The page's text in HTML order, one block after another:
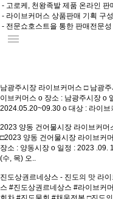
- 고로케, 천왕족발 제품 온라인 판
- 라이브커머스 상품판매 기획 구
- 전문쇼호스트을 통한 판매전문
menu
남광주시장 라이브커머스 □ 남광
이브커머스 o 장소 : 남광주시장 o
2024.05.20~09.30 o 대상 : 라이브
2023 양동 건어물시장 라이브커머
□2023 양동 건어물시장 라이브커
장소 : 양동시장 o 일정 : 2023 .09.
(수, 목) 오..
진도상권르네상스 - 진도의 맛 라이
스 #진도상권르네상스 #라이브커